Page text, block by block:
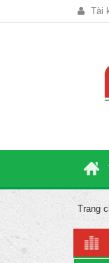
Tài
Trang